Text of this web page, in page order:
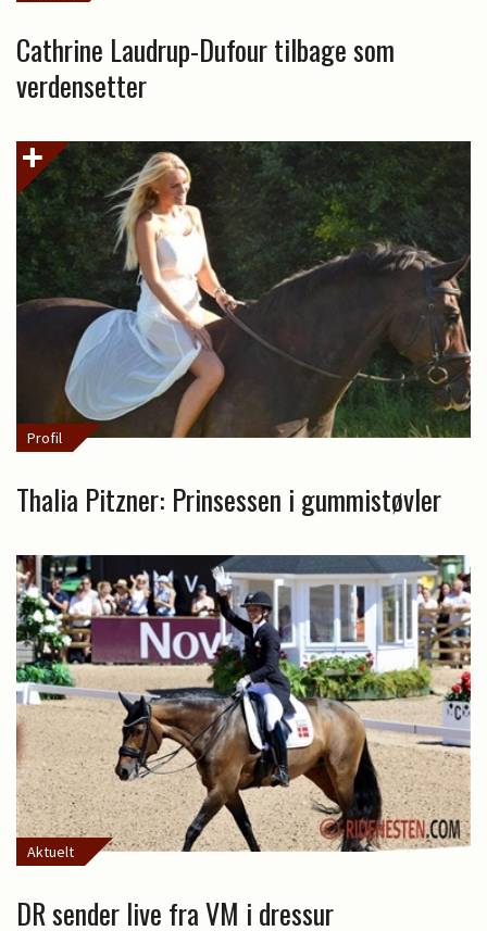
Cathrine Laudrup-Dufour tilbage som
verdensetter
Profil
Thalia Pitzner: Prinsessen i gummistøvler
Aktuelt
DR sender live fra VM i dressur